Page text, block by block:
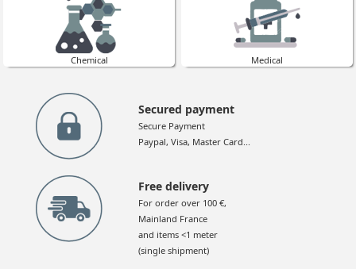
Chemical Medical
Secured payment
Secure Payment
Paypal, Visa, Master Card...
Free delivery
For order over 100 €,
Mainland France
and items <1 meter
(single shipment)